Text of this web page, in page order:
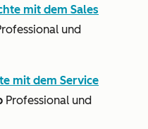
mit dem Sales
und
mit dem Service
Professional und